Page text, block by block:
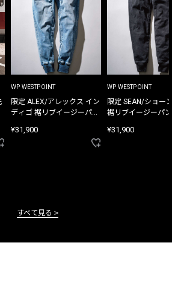
WP WESTPOINT
限定 ALEX/アレックス イン
ディゴ 裾リブイージーパン
¥31,900
WP WESTPOINT
限定 SEAN/ショー
裾リブイージーパ
¥31,900
すべて見る